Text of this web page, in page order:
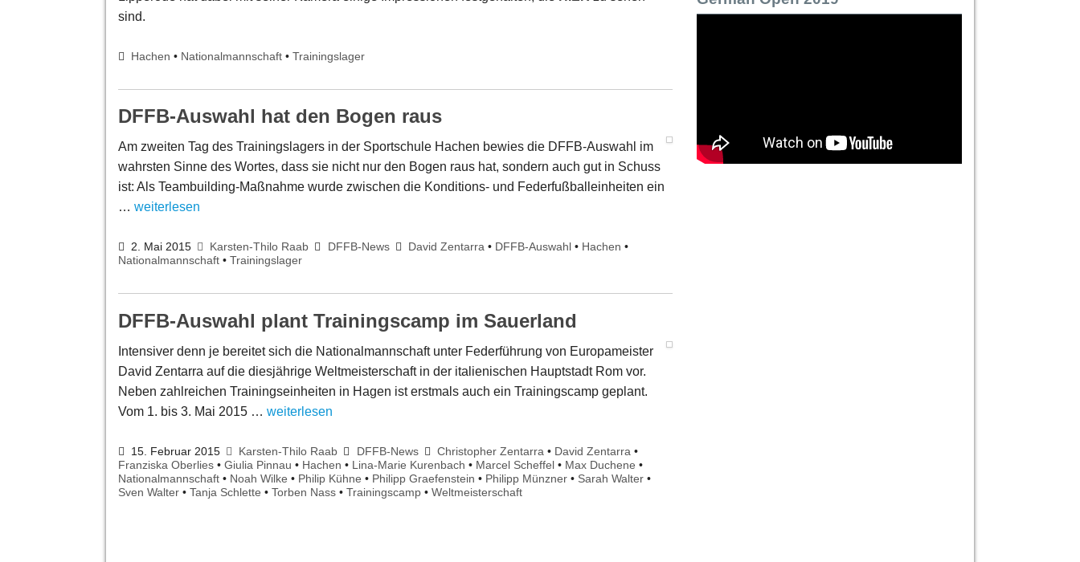
sind.
Hachen • Nationalmannschaft •Trainingslager
DFFB-Auswahl hat den Bogen raus
Am zweiten Tag des Trainingslagers in der Sportschule Hachen bewies die DFFB-Auswahl im
wahrsten Sinne des Wortes, dass sie nicht nur den Bogen raus hat, sondern auch gut in Schuss
ist: Als Teambuilding-Maßnahme wurde zwischen die Konditions- und Federfußballeinheiten ein
… weiterlesen
2. Mai 2015 Karsten-Thilo Raab DFFB-News David Zentarra• DFFB-Auswahl• Hachen •
Nationalmannschaft • Trainingslager
DFFB-Auswahl plant Trainingscamp im Sauerland
Intensiver denn je bereitet sich die Nationalmannschaft unter Federführung von Europameister
David Zentarra auf die diesjährige Weltmeisterschaft in der italienischen Hauptstadt Rom vor.
Neben zahlreichen Trainingseinheiten in Hagen ist erstmals auch ein Trainingscamp geplant.
Vom 1. bis 3. Mai 2015 … weiterlesen
15. Februar 2015 Karsten-Thilo Raab DFFB-News Christopher Zentarra• David Zentarra•
Franziska Oberlies • Giulia Pinnau • Hachen • Lina-Marie Kurenbach • Marcel Scheffel • Max Duchene •
Nationalmannschaft • Noah Wilke • Philip Kühne • Philipp Graefenstein • Philipp Münzner • Sarah Walter •
Sven Walter • Tanja Schlette • Torben Nass • Trainingscamp • Weltmeisterschaft